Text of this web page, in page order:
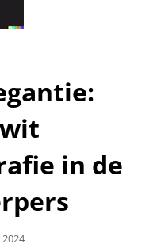
in de